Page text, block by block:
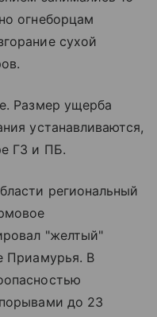
огнеборцам
сухой
Размер ущерба
устанавливаются,
ГЗ и ПБ.
региональный
"желтый"
Приамурья. В
до 23